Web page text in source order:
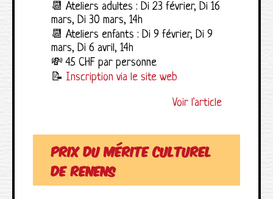
📆 Ateliers adultes : Di 23 février, Di 16
mars, Di 30 mars, 14h
📆 Ateliers enfants : Di 9 février, Di 9
mars, Di 6 avril, 14h
💸 45 CHF par personne
📝 Inscription via le site web
Voir l'article
Prix du mérite culturel
de Renens